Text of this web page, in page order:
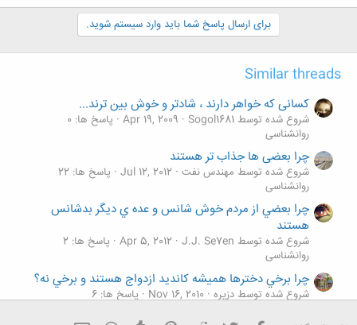
برای ارسال پاسخ شما باید وارد سیستم شوید.
Similar threads
کسانی که خواهر دارند ، شادتر و خوش بین ترند...
شروع شده توسط Sogol1681 Apr 19, 2009 پاسخ ها: 0
روانشناسی
چرا بعضی ها جذاب تر هستند
شروع شده توسط مهندس نفت Jul 12, 2012 پاسخ ها: 22
روانشناسی
چرا بعضي از مردم خوش شانس و عده ي ديگر بدشانس
هستند
شروع شده توسط J.J. Se7en Apr 5, 2012 پاسخ ها: 2
روانشناسی
چرا برخي دخترها هميشه كانديد ازدواج هستند و برخي نه؟
شروع شده توسط دزيره Nov 16, 2010
پاسخ ها: 6